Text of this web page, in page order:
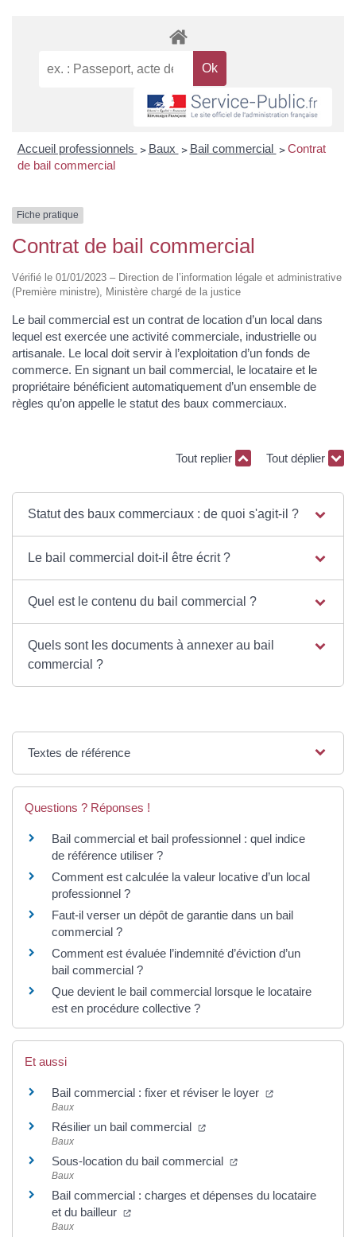
Accueil professionnels > Baux > Bail commercial > Contrat
de bail commercial
Fiche pratique
Contrat de bail commercial
Vérifié le 01/01/2023 – Direction de l’information légale et administrative
(Première ministre), Ministère chargé de la justice
Le bail commercial est un contrat de location d’un local dans
lequel est exercée une activité commerciale, industrielle ou
artisanale. Le local doit servir à l’exploitation d’un fonds de
commerce. En signant un bail commercial, le locataire et le
propriétaire bénéficient automatiquement d’un ensemble de
règles qu’on appelle le statut des baux commerciaux.
Tout replier Tout déplier
Statut des baux commerciaux : de quoi s'agit-il ?
Le bail commercial doit-il être écrit ?
Quel est le contenu du bail commercial ?
Quels sont les documents à annexer au bail
commercial ?
Textes de référence
Questions ? Réponses !
Bail commercial et bail professionnel : quel indice
de référence utiliser ?
Comment est calculée la valeur locative d’un local
professionnel ?
Faut-il verser un dépôt de garantie dans un bail
commercial ?
Comment est évaluée l’indemnité d’éviction d’un
bail commercial ?
Que devient le bail commercial lorsque le locataire
est en procédure collective ?
Et aussi
Bail commercial : fixer et réviser le loyer (ouverture
Baux
Résilier un bail commercial (ouverture dans un nouvel
Baux
Sous-location du bail commercial (ouverture dans un
Baux
Bail commercial : charges et dépenses du locataire
et du bailleur
(ouverture dans un nouvel onglet)
Baux